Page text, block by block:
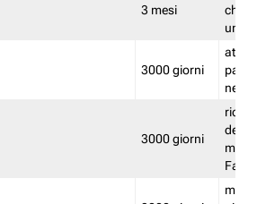
3 mesi
che
una
3000 giorni
attiva
3000 giorni